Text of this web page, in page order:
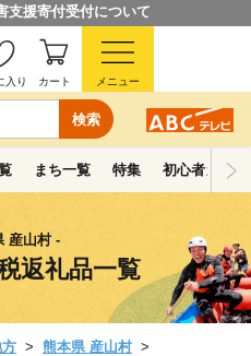
支援寄付受付について
検索
入り カート メニュー
まち一覧 特集 初心者ガイド
産山村 -
返礼品一覧
熊本県 産山村